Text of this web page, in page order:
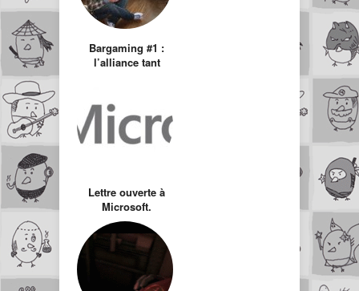
Bargaming #1 :
l’alliance tant
Alcooliques
Lettre ouverte à
Microsoft.